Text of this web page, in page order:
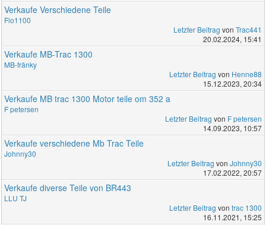
Verkaufe Verschiedene Teile
Flo1100
Letzter Beitrag von Trac441
20.02.2024, 15:41
Verkaufe MB-Trac 1300
MB-fränky
Letzter Beitrag von Henne88
15.12.2023, 20:34
Verkaufe MB trac 1300 Motor teile om 352 a
F petersen
Letzter Beitrag von F petersen
14.09.2023, 10:57
Verkaufe verschiedene Mb Trac Teile
Johnny30
Letzter Beitrag von Johnny30
17.02.2022, 20:57
Verkaufe diverse Teile von BR443
LLU TJ
Letzter Beitrag von trac 1300
16.11.2021, 15:25